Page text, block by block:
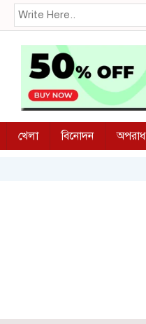
খেলা বিনোদন অপরাধ